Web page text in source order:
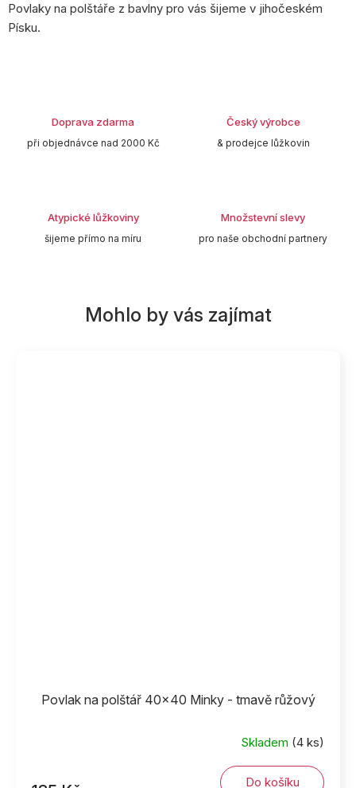
Povlaky na polštáře z bavlny pro vás šijeme v jihočeském
Písku.
Doprava zdarma
při objednávce nad 2000 Kč
Český výrobce
& prodejce lůžkovin
Atypické lůžkoviny
šijeme přímo na míru
Množstevní slevy
pro naše obchodní partnery
Povlak na polštář 40x40 Minky - tmavě růžový
Skladem (4 ks)
Do košíku